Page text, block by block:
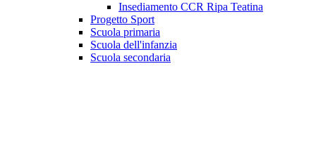
Insediamento CCR Ripa Teatina
Progetto Sport
Scuola primaria
Scuola dell'infanzia
Scuola secondaria